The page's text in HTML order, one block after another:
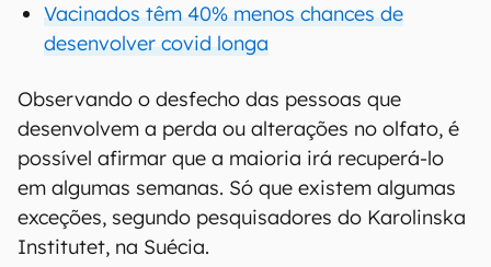
Vacinados têm 40% menos chances de
desenvolver covid longa
Observando o desfecho das pessoas que
desenvolvem a perda ou alterações no olfato, é
possível afirmar que a maioria irá recuperá-lo
em algumas semanas. Só que existem algumas
exceções, segundo pesquisadores do Karolinska
Institutet, na Suécia.